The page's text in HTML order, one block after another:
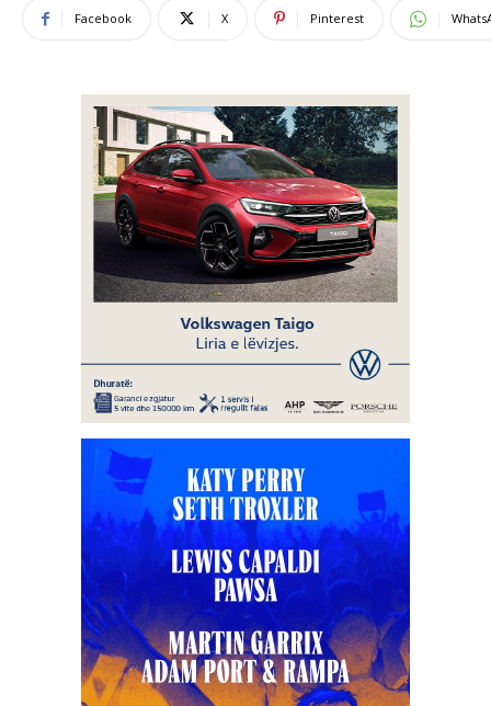
Facebook X Pinterest